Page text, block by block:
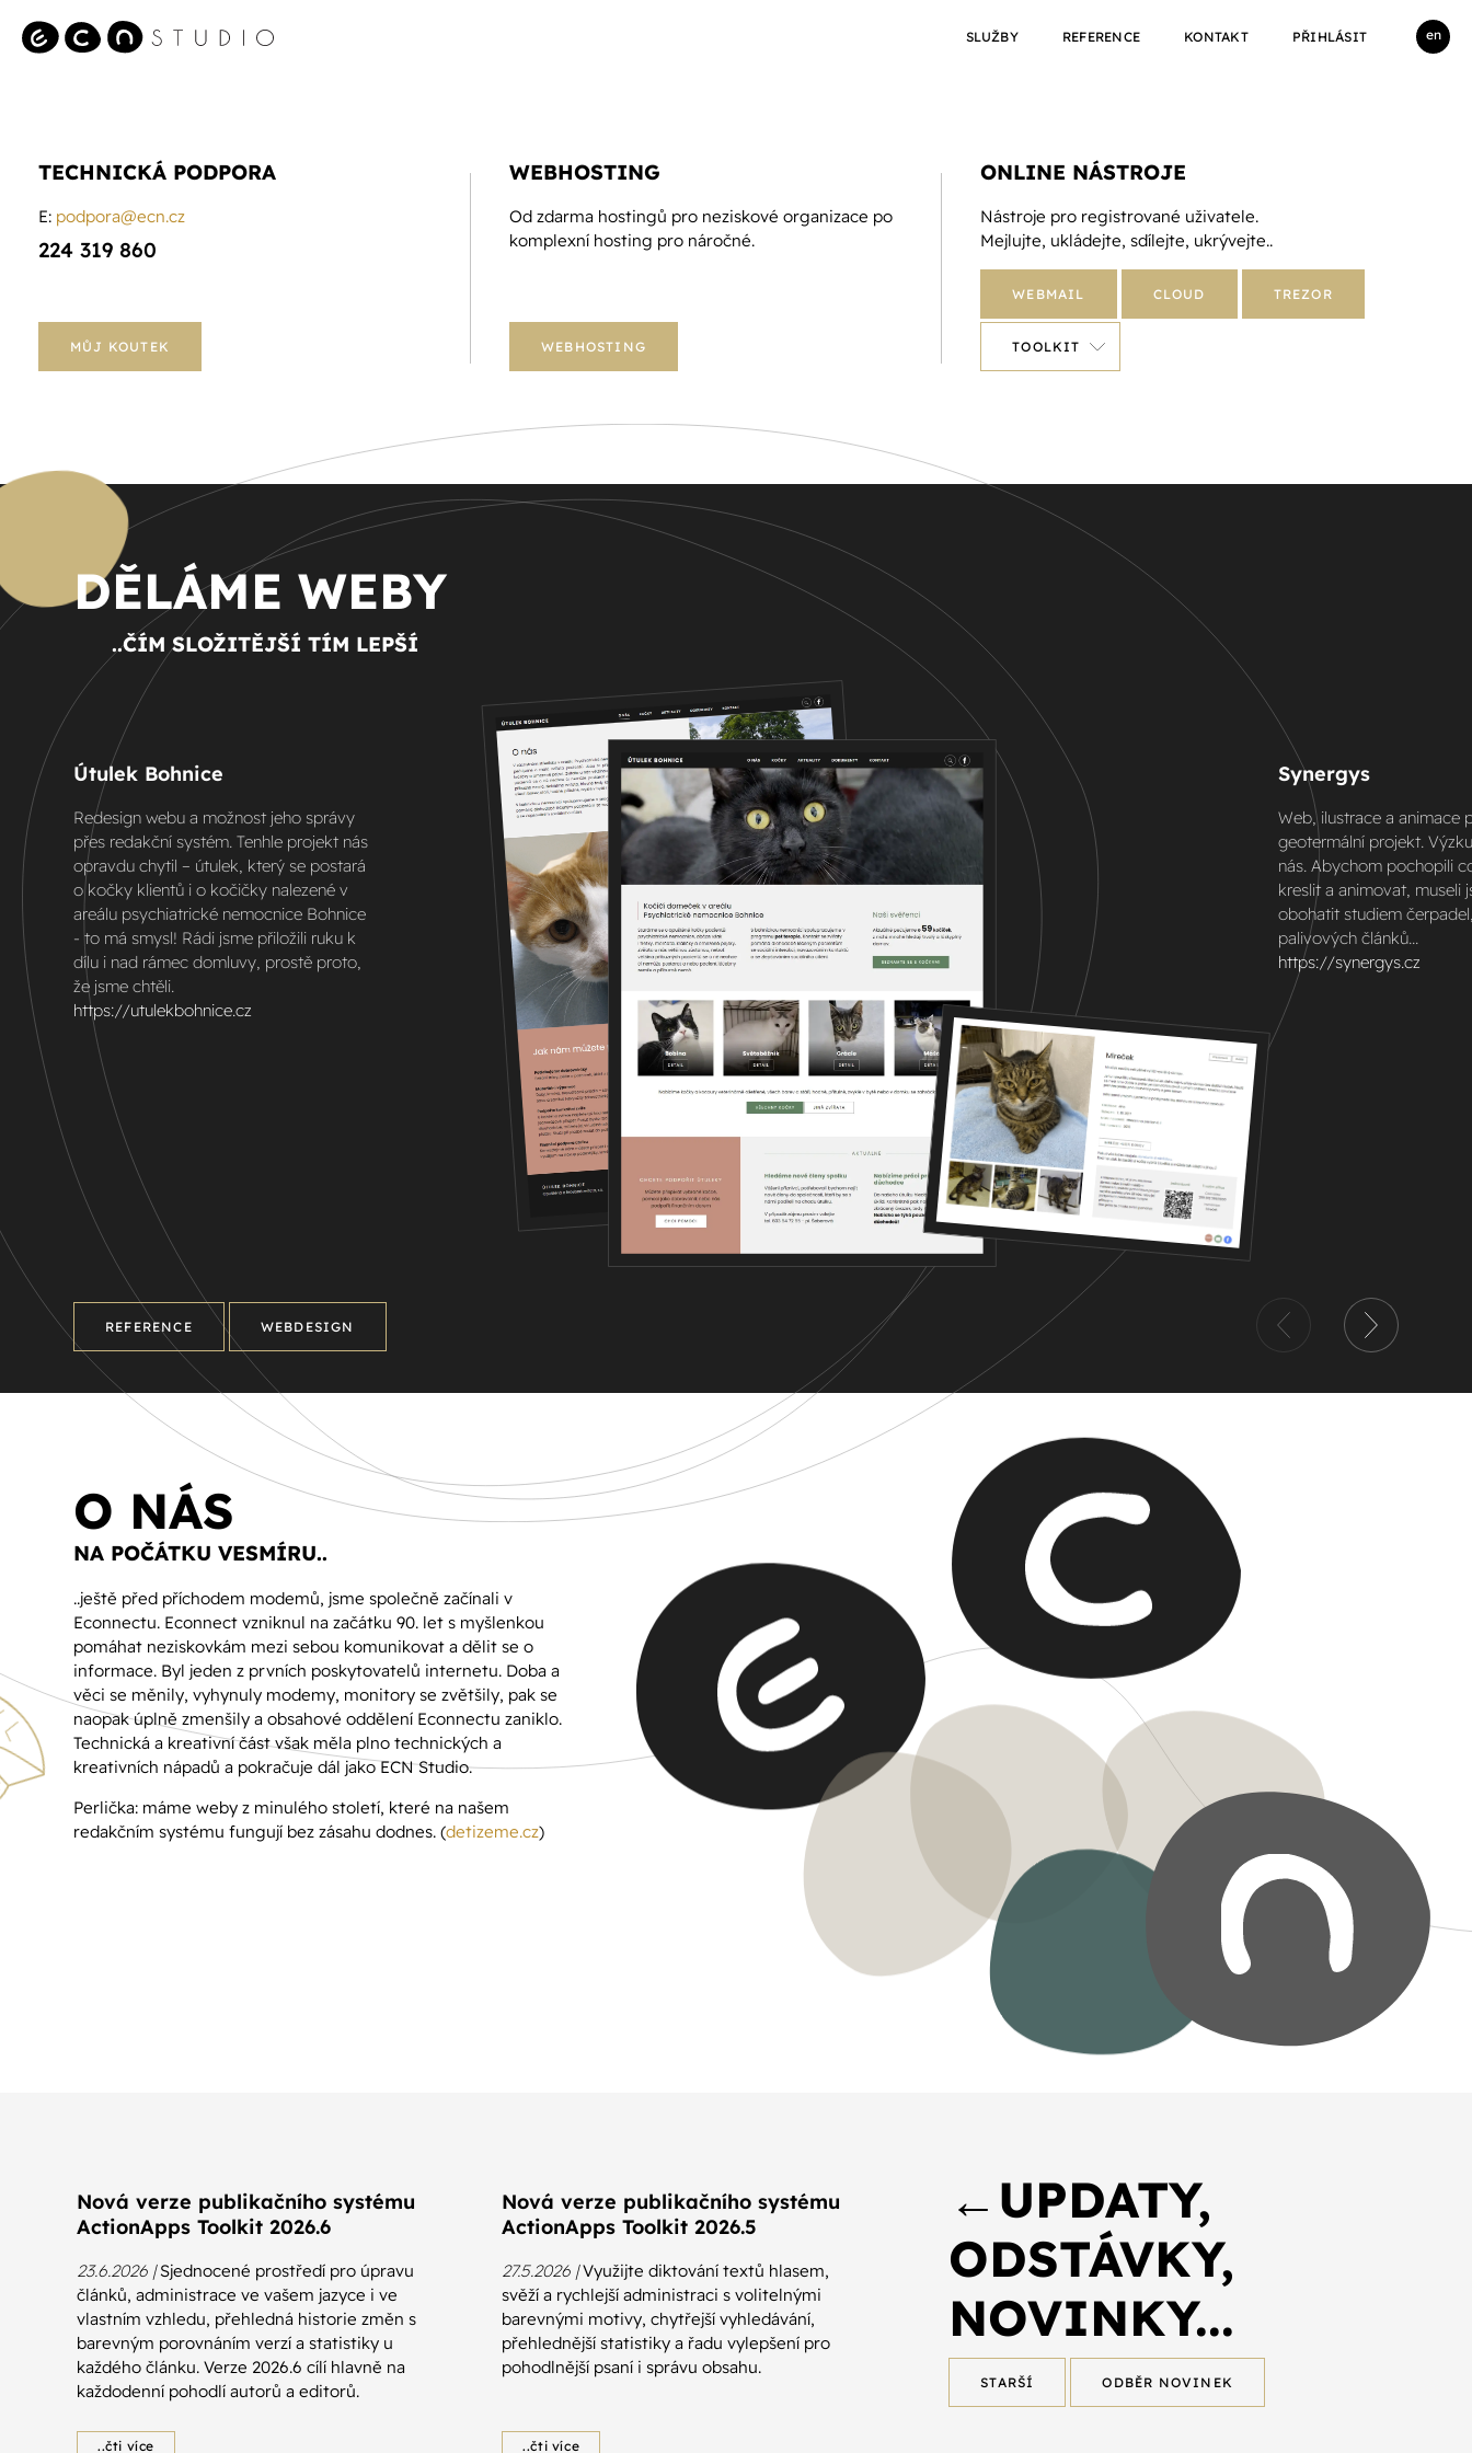
SLUŽBY REFERENCE KONTAKT PŘIHLÁSIT en
TECHNICKÁ PODPORA
E: podpora@ecn.cz
224 319 860
MŮJ KOUTEK
WEBHOSTING
Od zdarma hostingů pro neziskové organizace po
komplexní hosting pro náročné.
WEBHOSTING
ONLINE NÁSTROJE
Nástroje pro registrované uživatele.
Mejlujte, ukládejte, sdílejte, ukrývejte..
WEBMAIL CLOUD TREZOR
TOOLKIT
DĚLÁME WEBY
..ČÍM SLOŽITĚJŠÍ TÍM LEPŠÍ
Útulek Bohnice
Redesign webu a možnost jeho správy
přes redakční systém. Tenhle projekt nás
opravdu chytil – útulek, který se postará
o kočky klientů i o kočičky nalezené v
areálu psychiatrické nemocnice Bohnice
- to má smysl! Rádi jsme přiložili ruku k
dílu i nad rámec domluvy, prostě proto,
že jsme chtěli.
https://utulekbohnice.cz
Synergys
Web, ilustrace a animace
geotermální projekt.
nás. Abychom pochopili
kreslit a animovat, museli
obohatit studiem
palivových článků...
https://synergys.cz
REFERENCE WEBDESIGN
O NÁS
NA POČÁTKU VESMÍRU..
..ještě před příchodem modemů, jsme společně začínali v
Econnectu. Econnect vzniknul na začátku 90. let s myšlenkou
pomáhat neziskovkám mezi sebou komunikovat a dělit se o
informace. Byl jeden z prvních poskytovatelů internetu. Doba a
věci se měnily, vyhynuly modemy, monitory se zvětšily, pak se
naopak úplně zmenšily a obsahové oddělení Econnectu zaniklo.
Technická a kreativní část však měla plno technických a
kreativních nápadů a pokračuje dál jako ECN Studio.
Perlička: máme weby z minulého století, které na našem
redakčním systému fungují bez zásahu dodnes. (detizeme.cz)
Nová verze publikačního systému
ActionApps Toolkit 2026.6
23.6.2026 |Sjednocené prostředí pro úpravu
článků, administrace ve vašem jazyce i ve
vlastním vzhledu, přehledná historie změn s
barevným porovnáním verzí a statistiky u
každého článku. Verze 2026.6 cílí hlavně na
každodenní pohodlí autorů a editorů.
..čti více
Nová verze publikačního systému
ActionApps Toolkit 2026.5
27.5.2026 |Využijte diktování textů hlasem,
svěží a rychlejší administraci s volitelnými
barevnými motivy, chytřejší vyhledávání,
přehlednější statistiky a řadu vylepšení pro
pohodlnější psaní i správu obsahu.
..čti více
←UPDATY,
ODSTÁVKY,
NOVINKY...
STARŠÍ ODBĚR NOVINEK